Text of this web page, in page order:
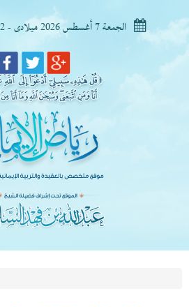
الجمعة 7 أغسطس 2026 ميلادى - 22 صفر 1448 هجرى